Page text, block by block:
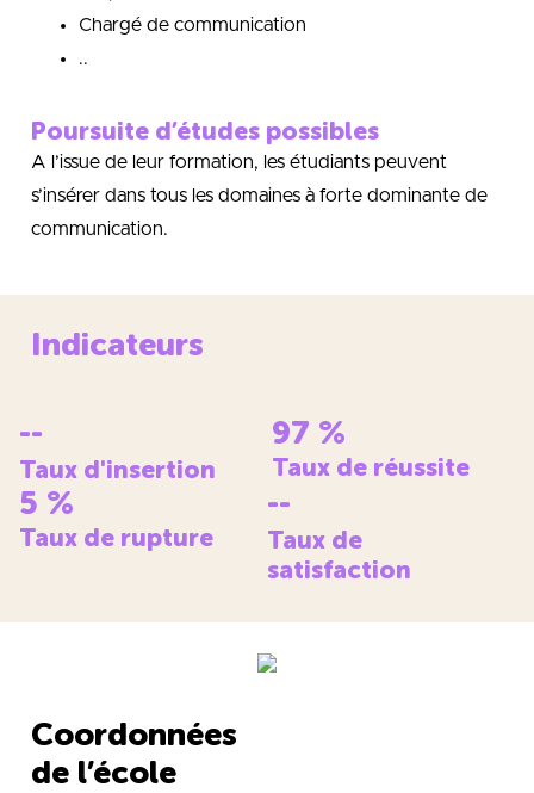
Chargé de communication
..
Poursuite d’études possibles
A l’issue de leur formation, les étudiants peuvent
s’insérer dans tous les domaines à forte dominante de
communication.
Indicateurs
--
Taux d'insertion
97 %
Taux de réussite
5 %
Taux de rupture
--
Taux de
satisfaction
Coordonnées
de l’école